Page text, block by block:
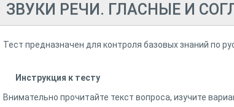
ЗВУКИ РЕЧИ. ГЛАСНЫЕ И
Тест предназначен для контроля базовых знаний по
Инструкция к тесту
Внимательно прочитайте текст вопроса, изучите